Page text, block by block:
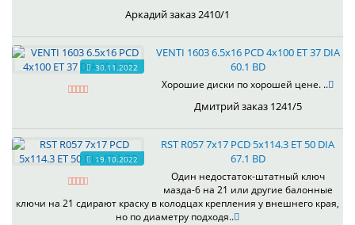
Аркадий заказ 2410/1
30.11.2022
VENTI 1603 6.5x16 PCD 4x100 ET 37 DIA
60.1 BD
Хорошие диски по хорошей цене. ..
Дмитрий заказ 1241/5
19.10.2022
RST R057 7x17 PCD 5x114.3 ET 50 DIA
67.1 BD
Один недостаток-штатный ключ
мазда-6 на 21 или другие балонные
ключи на 21 сдирают краску в колодцах крепления у внешнего края,
но по диаметру подходя..